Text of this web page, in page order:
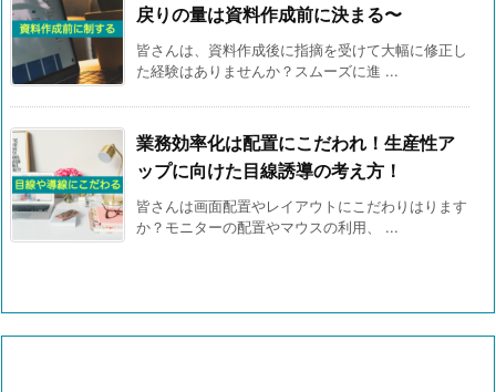
戻りの量は資料作成前に決まる〜
皆さんは、資料作成後に指摘を受けて大幅に修正し
た経験はありませんか？スムーズに進 ...
業務効率化は配置にこだわれ！生産性ア
ップに向けた目線誘導の考え方！
皆さんは画面配置やレイアウトにこだわりはります
か？モニターの配置やマウスの利用、 ...